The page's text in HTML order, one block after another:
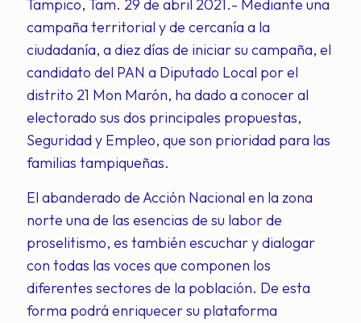
Tampico, Tam. 29 de abril 2021.- Mediante una
campaña territorial y de cercanía a la
ciudadanía, a diez días de iniciar su campaña, el
candidato del PAN a Diputado Local por el
distrito 21 Mon Marón, ha dado a conocer al
electorado sus dos principales propuestas,
Seguridad y Empleo, que son prioridad para las
familias tampiqueñas.
El abanderado de Acción Nacional en la zona
norte una de las esencias de su labor de
proselitismo, es también escuchar y dialogar
con todas las voces que componen los
diferentes sectores de la población. De esta
forma podrá enriquecer su plataforma